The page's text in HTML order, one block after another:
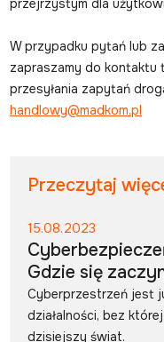
przejrzystym dla
W przypadku pytań lub
zapraszamy do
przesyłania zapytań
handlowy@madkom.pl
Przeczytaj
15.08.2023
Gdzie się
Cyberprzestrzeń jest
działalności, bez
dzisiejszy świat.